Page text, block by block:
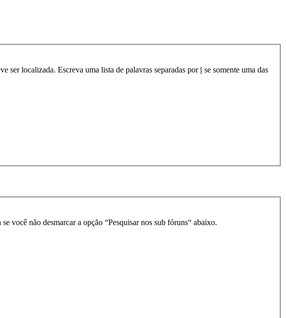
ser localizada. Escreva uma lista de palavras separadas por | se somente uma das
você não desmarcar a opção “Pesquisar nos sub fóruns“ abaixo.